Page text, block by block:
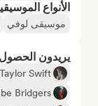
الأنواع
موسيقى لوفي
يريدون
Taylor Swift
Bridgers